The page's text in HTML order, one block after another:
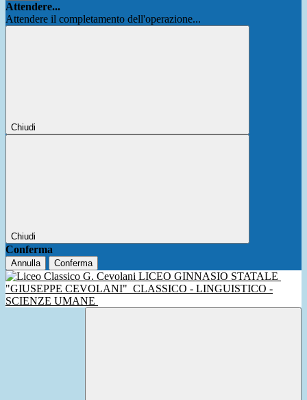
Attendere...
Attendere il completamento dell'operazione...
Chiudi
Chiudi
Conferma
Annulla Conferma
LICEO GINNASIO STATALE
"GIUSEPPE CEVOLANI" CLASSICO - LINGUISTICO -
SCIENZE UMANE